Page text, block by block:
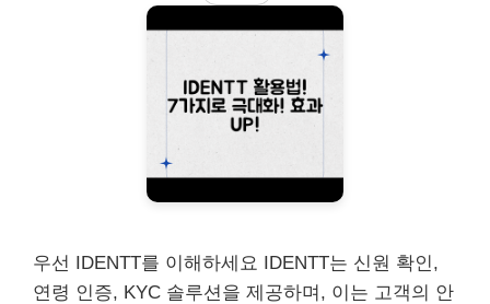
우선 IDENTT를 이해하세요 IDENTT는 신원 확인,
연령 인증, KYC 솔루션을 제공하며, 이는 고객의 안